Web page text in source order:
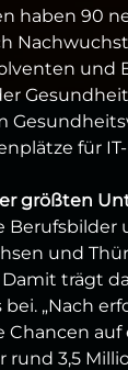
haben 90
und
für
größten
und
Damit trägt
„Nach
rund 3,5